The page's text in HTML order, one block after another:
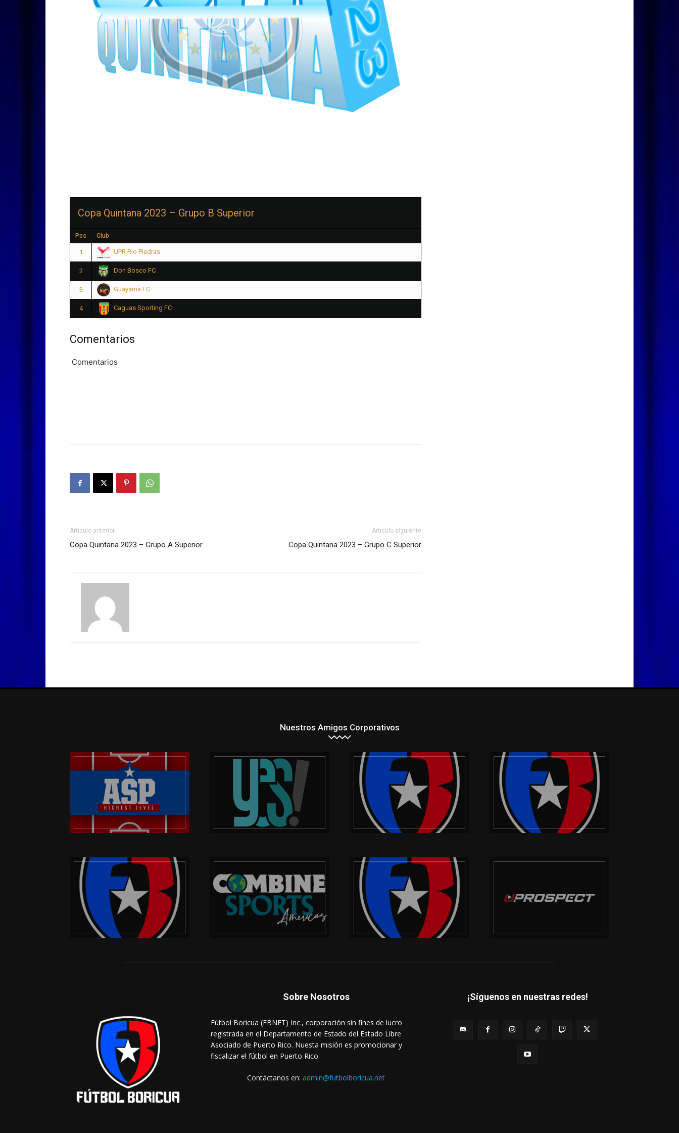
Copa Quintana 2023 – Grupo B Superior
Pos Club
1 UPR Rio Piedras
2 Don Bosco FC
3 Guayama FC
4 Caguas Sporting FC
Comentarios
Comentarios
Artículo anterior
Copa Quintana 2023 – Grupo A Superior
Artículo siguiente
Copa Quintana 2023 – Grupo C Superior
Nuestros Amigos Corporativos
Sobre Nosotros
Fútbol Boricua (FBNET) Inc., corporación sin fines de lucro
registrada en el Departamento de Estado del Estado Libre
Asociado de Puerto Rico. Nuesta misión es promocionar y
fiscalizar el fútbol en Puerto Rico.
Contáctanos en: admin@futbolboricua.net
¡Síguenos en nuestras redes!